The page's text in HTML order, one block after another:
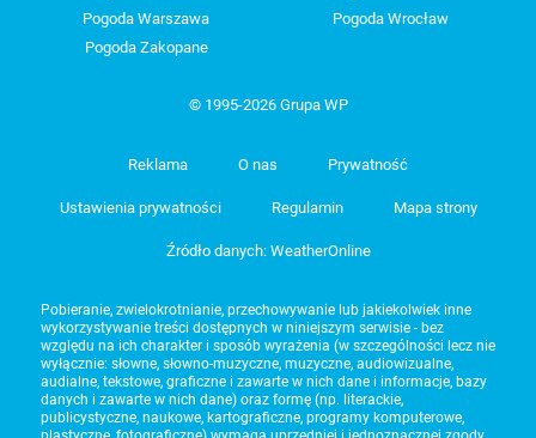
Pogoda Warszawa
Pogoda Wrocław
Pogoda Zakopane
© 1995-2026 Grupa WP
Reklama O nas Prywatność
Ustawienia prywatności Regulamin Mapa strony
Źródło danych: WeatherOnline
Pobieranie, zwielokrotnianie, przechowywanie lub jakiekolwiek inne
wykorzystywanie treści dostępnych w niniejszym serwisie - bez
względu na ich charakter i sposób wyrażenia (w szczególności lecz nie
wyłącznie: słowne, słowno-muzyczne, muzyczne, audiowizualne,
audialne, tekstowe, graficzne i zawarte w nich dane i informacje, bazy
danych i zawarte w nich dane) oraz formę (np. literackie,
publicystyczne, naukowe, kartograficzne, programy komputerowe,